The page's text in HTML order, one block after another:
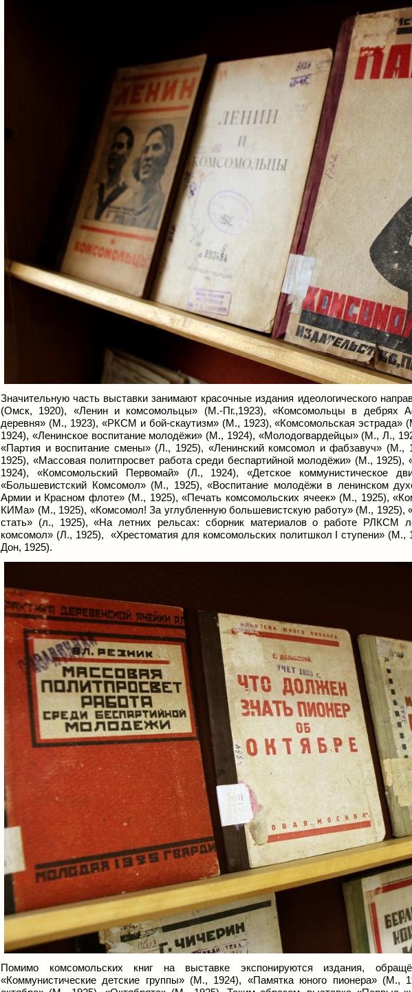
Значительную часть выставки занимают красочные издания идеологического
(Омск, 1920), «Ленин и комсомольцы» (М.-Пг.,1923), «Комсомольцы в дебрях
деревня» (М., 1923), «РКСМ и бой-скаутизм» (М., 1923), «Комсомольская эстрада»
1924), «Ленинское воспитание молодёжи» (М., 1924), «Молодогвардейцы» (М., Л.,
«Партия и воспитание смены» (Л., 1925), «Ленинский комсомол и фабзавуч»
1925), «Массовая политпросвет работа среди беспартийной молодёжи» (М.,
1924), «Комсомольский Первомай» (Л., 1924), «Детское коммунистическое
«Большевистский Комсомол» (М., 1925), «Воспитание молодёжи в ленинском
Армии и Красном флоте» (М., 1925), «Печать комсомольских ячеек» (М., 1925),
КИМа» (М., 1925), «Комсомол! За углубленную большевистскую работу» (М., 1925),
стать» (л., 1925), «На летних рельсах: сборник материалов о работе РЛКСМ
комсомол» (Л., 1925), «Хрестоматия для комсомольских политшкол I ступени» (М.,
Дон, 1925).
Помимо комсомольских книг на выставке экспонируются издания,
«Коммунистические детские группы» (М., 1924), «Памятка юного пионера» (М.,